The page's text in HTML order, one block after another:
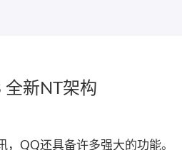
全新NT架构
QQ还具备许多强大的功能。